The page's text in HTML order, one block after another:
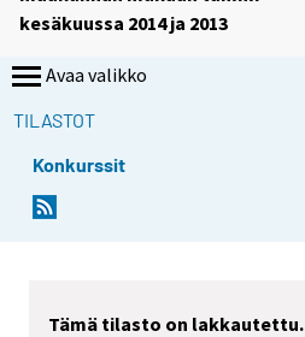
kesäkuussa 2014 ja 2013
Avaa valikko
TILASTOT
Konkurssit
Tämä tilasto on lakkautettu.